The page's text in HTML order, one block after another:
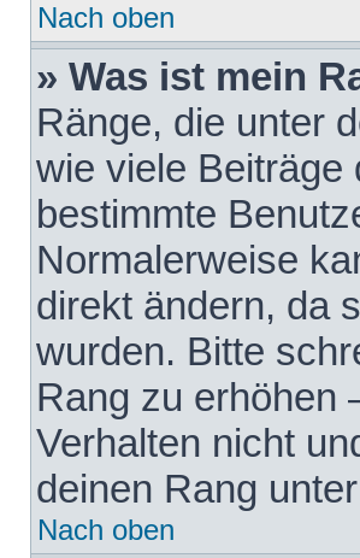
Nach oben
» Was ist mein
Ränge, die unter
wie viele Beiträge
bestimmte
Normalerweise
direkt ändern, da
wurden. Bitte
Rang zu erhöhen
Verhalten nicht
deinen Rang
Nach oben